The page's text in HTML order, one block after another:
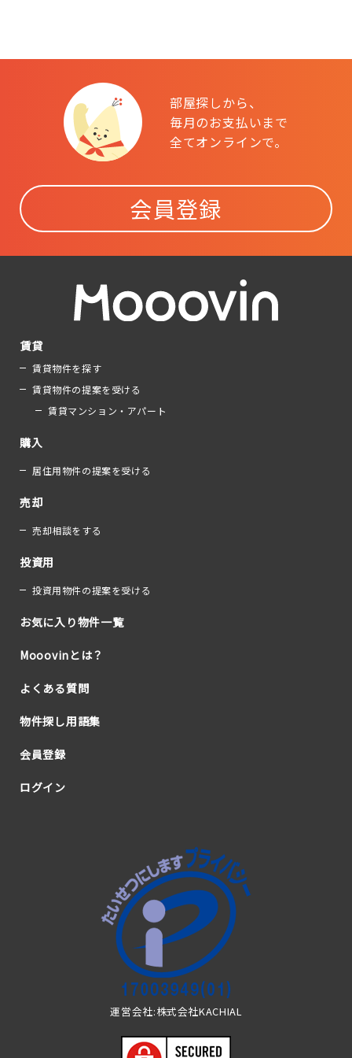
部屋探しから、
毎月のお支払いまで
全てオンラインで。
会員登録
賃貸
賃貸物件を探す
賃貸物件の提案を受ける
賃貸マンション・アパート
購入
居住用物件の提案を受ける
売却
売却相談をする
投資用
投資用物件の提案を受ける
お気に入り物件一覧
Mooovinとは？
よくある質問
物件探し用語集
会員登録
ログイン
運営会社:株式会社KACHIAL